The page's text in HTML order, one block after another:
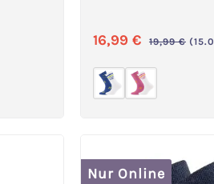
Verkaufspreis:
16,99 € Regulärer
19,99 €
Nur Online